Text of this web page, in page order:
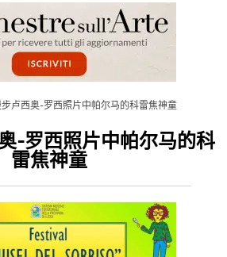
卢西奥-罗西照片中帕尔马的科雷焦神童
-罗西照片中帕尔马的科
雷焦神童